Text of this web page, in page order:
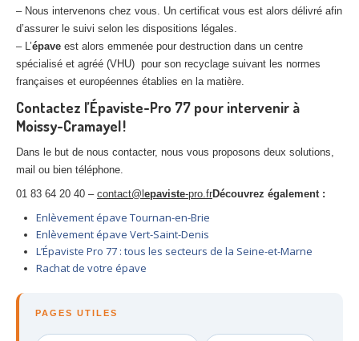
– Nous intervenons chez vous. Un certificat vous est alors délivré afin
d’assurer le suivi selon les dispositions légales.
– L’épave est alors emmenée pour destruction dans un centre
spécialisé et agréé (VHU) pour son recyclage suivant les normes
françaises et européennes établies en la matière.
Contactez l’Épaviste-Pro 77 pour intervenir à
Moissy-Cramayel !
Dans le but de nous contacter, nous vous proposons deux solutions,
mail ou bien téléphone.
01 83 64 20 40 – contact@l epaviste-pro.frDécouvrez également :
Enlèvement épave Tournan-en-Brie
Enlèvement épave Vert-Saint-Denis
L’Épaviste Pro 77 : tous les secteurs de la Seine-et-Marne
Rachat de votre épave
PAGES UTILES